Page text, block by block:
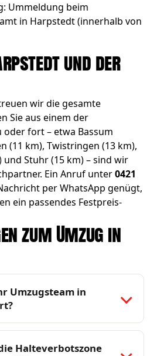
Ummeldung beim
in Harpstedt (innerhalb von
und der
wir die gesamte
Sie aus einem der
oder fort – etwa Bassum
(11 km),Twistringen (13 km),
undStuhr(15 km) – sind wir
Ein Anruf unter0421
per WhatsApp genügt,
ein passendes Festpreis-
zum Umzug in
Umzugsteam in
Halteverbotszone